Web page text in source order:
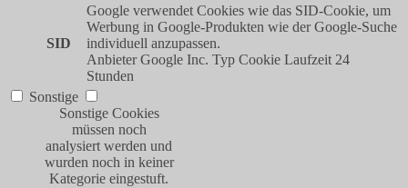
SID
Google verwendet Cookies wie das SID-Cookie, um
Werbung in Google-Produkten wie der Google-Suche
individuell anzupassen.
Anbieter Google Inc. Typ Cookie Laufzeit 24
Stunden
Sonstige
Sonstige Cookies
müssen noch
analysiert werden und
wurden noch in keiner
Kategorie eingestuft.